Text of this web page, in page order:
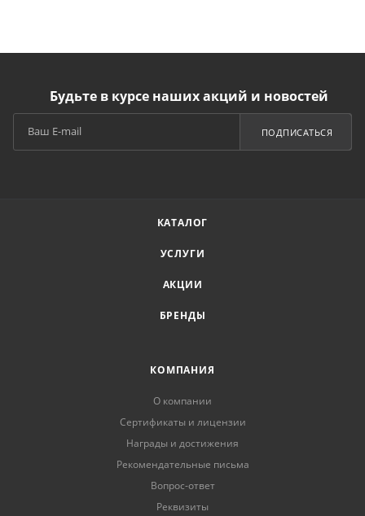
Будьте в курсе наших акций и новостей
ПОДПИСАТЬСЯ
КАТАЛОГ
УСЛУГИ
АКЦИИ
БРЕНДЫ
КОМПАНИЯ
О компании
Сертификаты и лицензии
Награды и достижения
Рекомендательные письма
Вопрос-ответ
Реквизиты